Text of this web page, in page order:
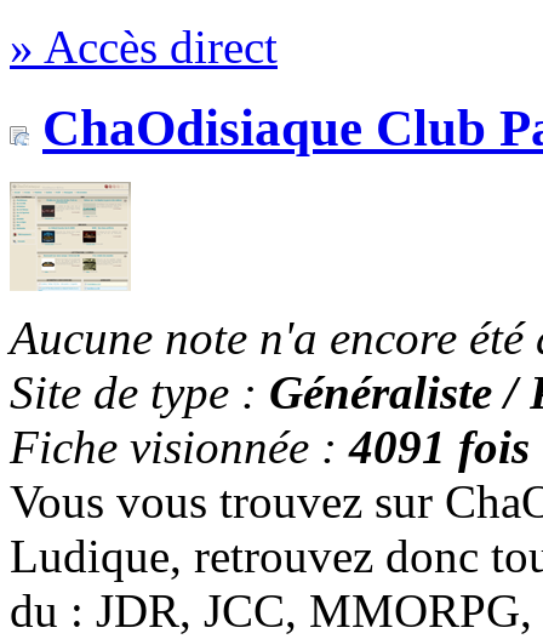
» Accès direct
ChaOdisiaque Club
Aucune note n'a encore été
Site de type : Généraliste
Fiche visionnée :4091 fois
Vous vous trouvez sur
Ludique, retrouvez donc
du : JDR, JCC,